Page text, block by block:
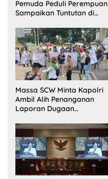
Pemuda Peduli Perempuan
Sampaikan Tuntutan di
Massa SCW Minta Kapolri
Ambil Alih Penanganan
Laporan Dugaan
Sumsel